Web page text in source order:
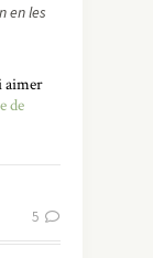
en les
aimer
de
5